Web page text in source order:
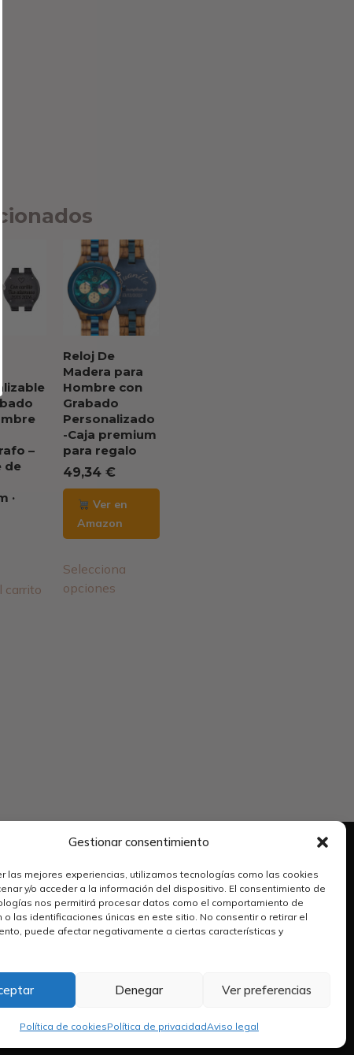
Gestionar consentimiento
las mejores experiencias, utilizamos tecnologías como las cookies
y/o acceder a la información del dispositivo. El consentimiento de
nos permitirá procesar datos como el comportamiento de
o las identificaciones únicas en este sitio. No consentir o retirar el
puede afectar negativamente a ciertas características y
Denegar Ver preferencias
Política de cookiesPolítica de privacidadAviso legal
–
de
·
carrito
Reloj De
Madera para
Hombre con
Grabado
Personalizado
-Caja premium
para regalo
49,34€
Ver en
Amazon
Selecciona
opciones
Aviso legal
Política de privacidad
Política de envio